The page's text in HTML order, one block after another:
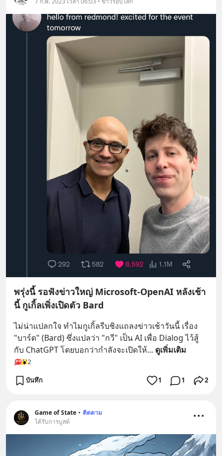
พรุ่งนี้ รอฟังข่าวใหญ่ Microsoft-OpenAI หลังเช้า
นี้ กูเกิ้ลเพิ่งเปิดตัว Bard
ไม่น่าแปลกใจ ทำไมกูเกิ้ลรีบชิงแถลงข่าวเช้าวันนี้ เรื่อง
"บาร์ด" (Bard) ซึ่งแปลว่า "กวี" เป็น AI เพื่อ Dialog ไว้สู้
กับ ChatGPT โดยบอกว่ากำลังจะเปิดให้... ดูเพิ่มเติม
2
บันทึก 1 1 2
Game of State • ติดตาม
ได้รับการบูสต์